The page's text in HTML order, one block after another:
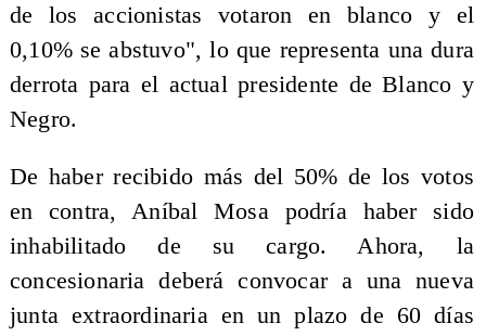
de los accionistas votaron en blanco y el
0,10% se abstuvo", lo que representa una dura
derrota para el actual presidente de Blanco y
Negro.
De haber recibido más del 50% de los votos
en contra, Aníbal Mosa podría haber sido
inhabilitado de su cargo. Ahora, la
concesionaria deberá convocar a una nueva
junta extraordinaria en un plazo de 60 días